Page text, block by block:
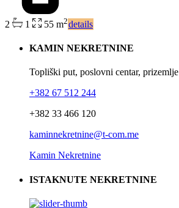
2 1 55 m2details
KAMIN NEKRETNINE
Topliški put, poslovni centar, prizemlje
+382 67 512 244
+382 33 466 120
kaminnekretnine@t-com.me
Kamin Nekretnine
ISTAKNUTE NEKRETNINE